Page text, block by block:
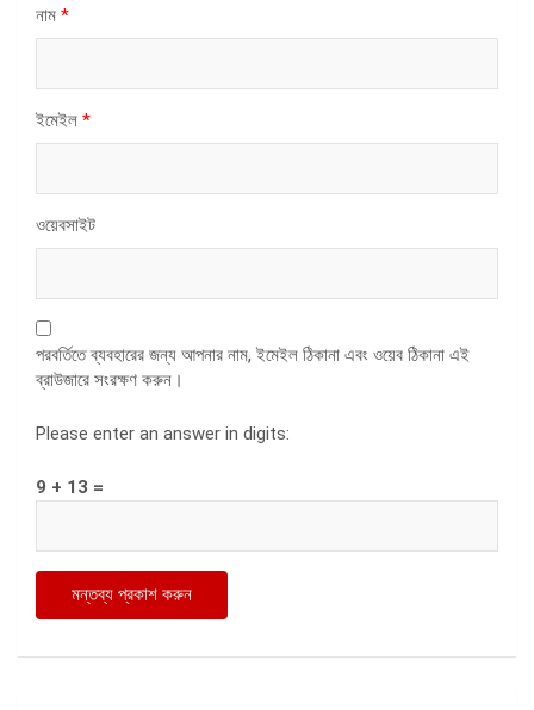
নাম *
ইমেইল *
ওয়েবসাইট
পরবর্তিতে ব্যবহারের জন্য আপনার নাম, ইমেইল ঠিকানা এবং ওয়েব ঠিকানা এই
ব্রাউজারে সংরক্ষণ করুন।
Please enter an answer in digits:
9 + 13 =